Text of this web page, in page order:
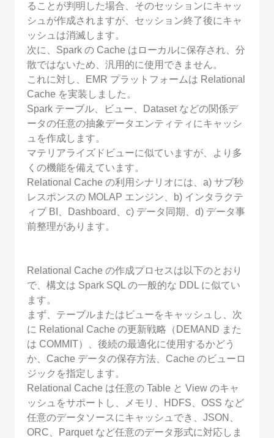
ることが判明した場合、そのセッションにキャッ
シュが作成されますが、セッション終了後にキャ
ッシュは消滅します。
次に、Spark の Cache はローカルに保存され、分
散ではないため、汎用的に使用できません。
これに対し、EMR プラットフォームは Relational
Cache を実装しました。
Spark テーブル、ビュー、Dataset などの関係デ
ータの任意の抽象データエンティティにキャッシ
ュを作成します。
マテリアライズドビューに似ていますが、より多
くの機能を備えています。
Relational Cache の利用シナリオには、a) サブ秒
レスポンスの MOLAP エンジン、b) インタラクテ
ィブ BI、Dashboard、c) データ同期、d) データ事
前整理があります。
Relational Cache の作成プロセスは以下のとおり
で、構文は Spark SQL の一般的な DDL に似てい
ます。
まず、テーブルまたはビューをキャッシュし、次
に Relational Cache の更新戦略（DEMAND また
は COMMIT）、後続の最適化に使用するかどう
か、Cache データの保存方法、Cache のビューロ
ジックを指定します。
Relational Cache は任意の Table と View のキャ
ッシュをサポートし、メモリ、HDFS、OSS など
任意のデータソースにキャッシュでき、JSON、
ORC、Parquet など任意のデータ形式に対応しま